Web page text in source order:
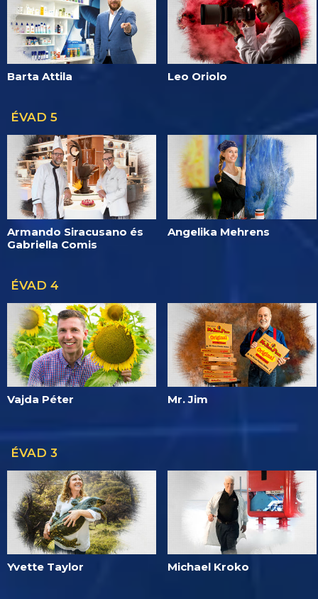
Barta Attila Leo Oriolo
ÉVAD 5
Armando Siracusano és
Gabriella Comis
Angelika Mehrens
ÉVAD 4
Vajda Péter Mr. Jim
ÉVAD 3
Yvette Taylor Michael Kroko